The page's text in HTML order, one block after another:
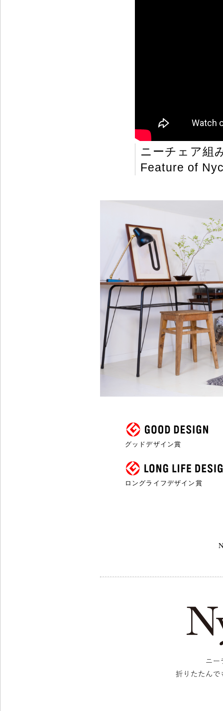
ニーチェア組
Feature of
グッドデザイン賞
ロングライフデザイン賞